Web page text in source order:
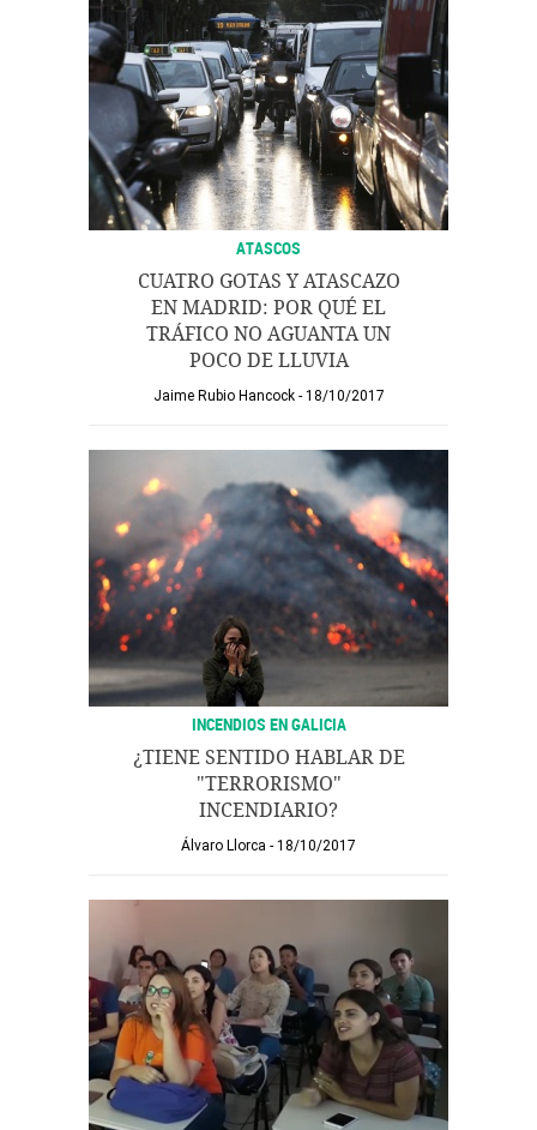
ATASCOS
CUATRO GOTAS Y ATASCAZO
EN MADRID: POR QUÉ EL
TRÁFICO NO AGUANTA UN
POCO DE LLUVIA
Jaime Rubio Hancock 18/10/2017
INCENDIOS EN GALICIA
¿TIENE SENTIDO HABLAR DE
"TERRORISMO"
INCENDIARIO?
Álvaro Llorca 18/10/2017